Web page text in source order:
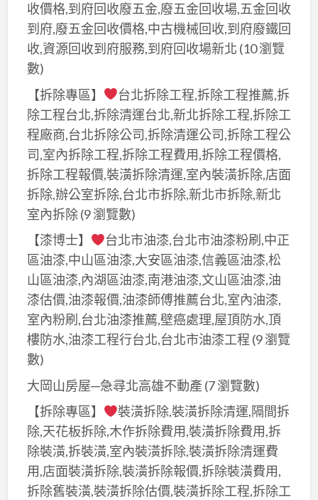
收價格,到府回收廢五金,廢五金回收場,五金回收
到府,廢五金回收價格,中古機械回收,到府廢鐵回
收,資源回收到府服務,到府回收場新北 (10 瀏覽
數)
【拆除專區】
台北拆除工程,拆除工程推薦,拆
除工程台北,拆除清運台北,新北拆除工程,拆除工
程廠商,台北拆除公司,拆除清運公司,拆除工程公
司,室內拆除工程,拆除工程費用,拆除工程價格,
拆除工程報價,裝潢拆除清運,室內裝潢拆除,店面
拆除,辦公室拆除,台北市拆除,新北市拆除,新北
室內拆除(9 瀏覽數)
【漆博士】
台北市油漆,台北市油漆粉刷,中正
區油漆,中山區油漆,大安區油漆,信義區油漆,松
山區油漆,內湖區油漆,南港油漆,文山區油漆,油
漆估價,油漆報價,油漆師傅推薦台北,室內油漆,
室內粉刷,台北油漆推薦,壁癌處理,屋頂防水,頂
樓防水,油漆工程行台北,台北市油漆工程 (9 瀏覽
數)
大岡山房屋─急尋北高雄不動產 (7 瀏覽數)
【拆除專區】
裝潢拆除,裝潢拆除清運,隔間拆
除,天花板拆除,木作拆除費用,裝潢拆除費用,拆
除裝潢,拆裝潢,室內裝潢拆除,裝潢拆除清運費
用,店面裝潢拆除,裝潢拆除報價,拆除裝潢費用,
拆除舊裝潢,裝潢拆除估價,裝潢拆除工程,拆除工